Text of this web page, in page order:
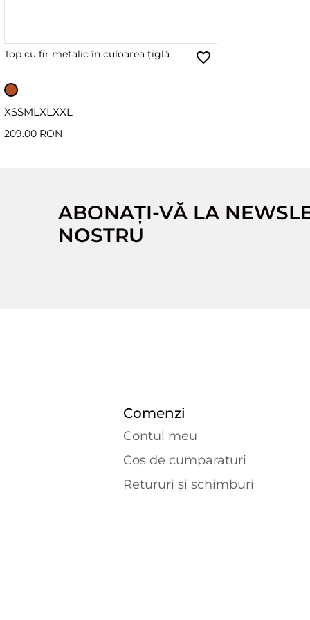
Top cu fir metalic în culoarea țiglă
XSSML XL XXL
209.00 RON
ABONAȚI-VĂ LA
NOSTRU
Comenzi
Contul meu
Coș de cumparaturi
Retururi și schimburi